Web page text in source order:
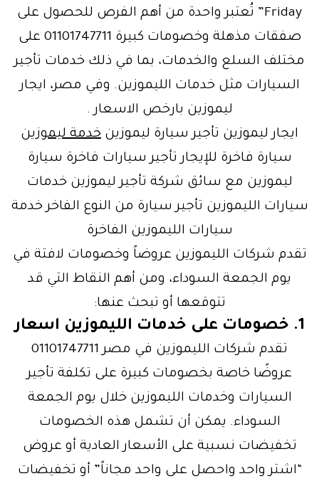
Friday” تُعتبر واحدة من أهم الفرص للحصول على
صفقات مذهلة وخصومات كبيرة 01101747711 على
مختلف السلع والخدمات، بما في ذلك خدمات تأجير
السيارات مثل خدمات الليموزين. وفي مصر، ايجار
ليموزين بارخص الاسعار .
ايجار ليموزين تأجير سيارة ليموزين خدمة ليموزين
سيارة فاخرة للإيجار تأجير سيارات فاخرة سيارة
ليموزين مع سائق شركة تأجير ليموزين خدمات
سيارات الليموزين تأجير سيارة من النوع الفاخر خدمة
سيارات الليموزين الفاخرة
تقدم شركات الليموزين عروضاً وخصومات لافتة في
يوم الجمعة السوداء، ومن أهم النقاط التي قد
تتوقعها أو تبحث عنها:
1. خصومات على خدمات الليموزين اسعار
تقدم شركات الليموزين في مصر 01101747711
عروضًا خاصة بخصومات كبيرة على تكلفة تأجير
السيارات وخدمات الليموزين خلال يوم الجمعة
السوداء. يمكن أن تشمل هذه الخصومات
تخفيضات نسبية على الأسعار العادية أو عروض
“اشتر واحد واحصل على واحد مجاناً” أو تخفيضات